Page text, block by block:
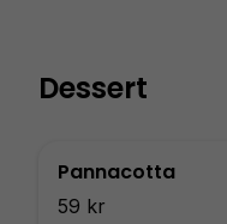
Dessert
Pannacotta
59 kr